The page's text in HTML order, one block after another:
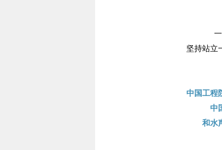
坚持站立
中国工程
中
和水